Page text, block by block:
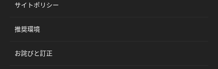
サイトポリシー
推奨環境
お詫びと訂正